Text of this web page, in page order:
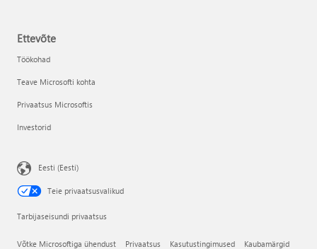
Ettevõte
Töökohad
Teave Microsofti kohta
Privaatsus Microsoftis
Investorid
Eesti (Eesti)
Teie privaatsusvalikud
Tarbijaseisundi privaatsus
Võtke Microsoftiga ühendust Privaatsus Kasutustingimused Kaubamärgid